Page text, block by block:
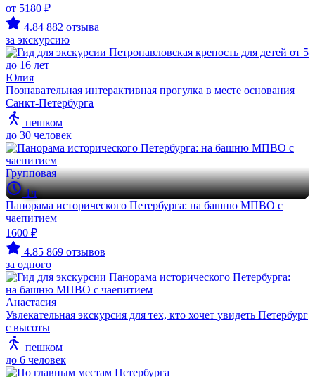
от 5180 ₽
4.84 882 отзыва
за экскурсию
Юлия
Познавательная интерактивная прогулка в месте основания
Санкт-Петербурга
пешком
до 30 человек
Групповая
1ч
Панорама исторического Петербурга: на башню МПВО с
чаепитием
1600 ₽
4.85 869 отзывов
за одного
Анастасия
Увлекательная экскурсия для тех, кто хочет увидеть Петербург
с высоты
пешком
до 6 человек